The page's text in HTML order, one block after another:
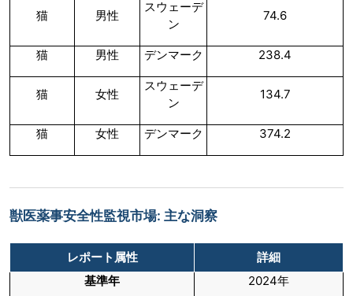
猫 男性
スウェーデ
ン
74.6
猫 男性 デンマーク 238.4
猫 女性
スウェーデ
ン
134.7
猫 女性 デンマーク 374.2
獣医薬事安全性監視市場: 主な洞察
レポート属性
詳細
基準年
2024年